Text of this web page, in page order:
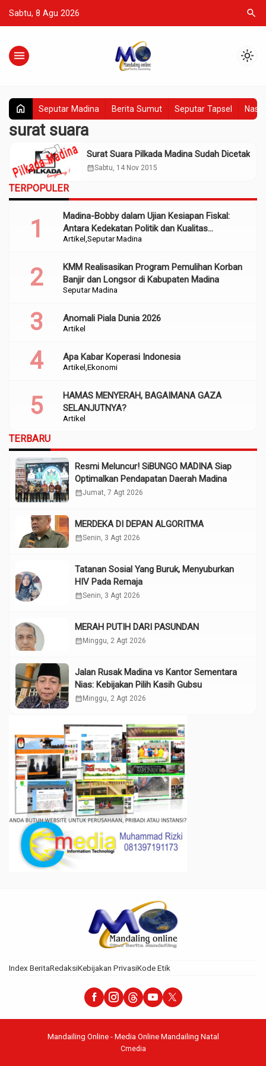
Sabtu, 8 Agu 2026 search
menu light_mode
home Seputar Madina Berita Sumut Seputar Tapsel
surat suara
Surat Suara Pilkada Madina Sudah Dicetak
calendar_monthSabtu, 14 Nov 2015
TERPOPULER
Artikel Seputar Madina
Madina-Bobby dalam Ujian Kesiapan Fiskal:
Antara Kedekatan Politik dan Kualitas
Perencanaan
Seputar Madina
KMM Realisasikan Program Pemulihan Korban
Banjir dan Longsor di Kabupaten Madina
Artikel
Anomali Piala Dunia 2026
Artikel Ekonomi
Apa Kabar Koperasi Indonesia
Artikel
HAMAS MENYERAH, BAGAIMANA GAZA
SELANJUTNYA?
TERBARU
Resmi Meluncur! SiBUNGO MADINA Siap
Optimalkan Pendapatan Daerah Madina
calendar_monthJumat, 7 Agt 2026
MERDEKA DI DEPAN ALGORITMA
calendar_monthSenin, 3 Agt 2026
Tatanan Sosial Yang Buruk, Menyuburkan
HIV Pada Remaja
calendar_monthSenin, 3 Agt 2026
MERAH PUTIH DARI PASUNDAN
calendar_month Minggu, 2 Agt 2026
Jalan Rusak Madina vs Kantor Sementara
Nias: Kebijakan Pilih Kasih Gubsu
calendar_month Minggu, 2 Agt 2026
Index BeritaRedaksiKebijakan PrivasiKode Etik
Mandailing Online - Media Online Mandailing Natal
Cmedia